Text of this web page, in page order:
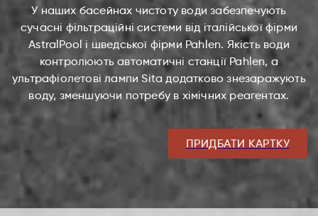
У наших басейнах чистоту води забезпечують
сучасні фільтраційні системи від італійської фірми
AstralPool і шведської фірми Pahlen. Якість води
контролюють автоматичні станції Pahlen, а
ультрафіолетові лампи Sita додатково знезаражують
воду, зменшуючи потребу в хімічних реагентах.
ПРИДБАТИ КАРТКУ